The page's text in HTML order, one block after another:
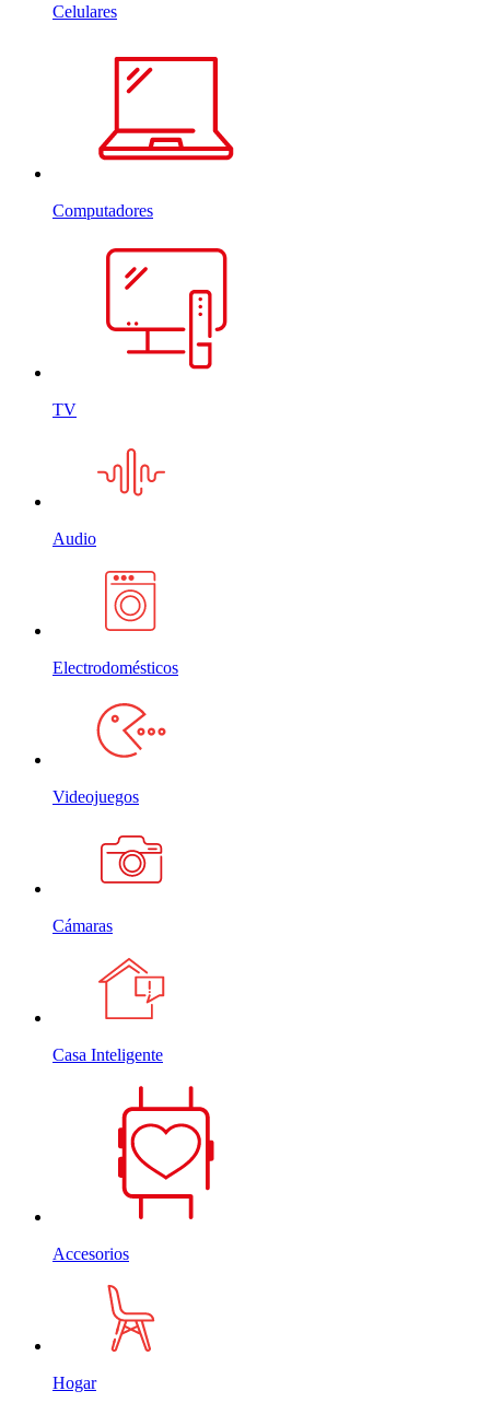
Celulares
Computadores
TV
Audio
Electrodomésticos
Videojuegos
Cámaras
Casa Inteligente
Accesorios
Hogar